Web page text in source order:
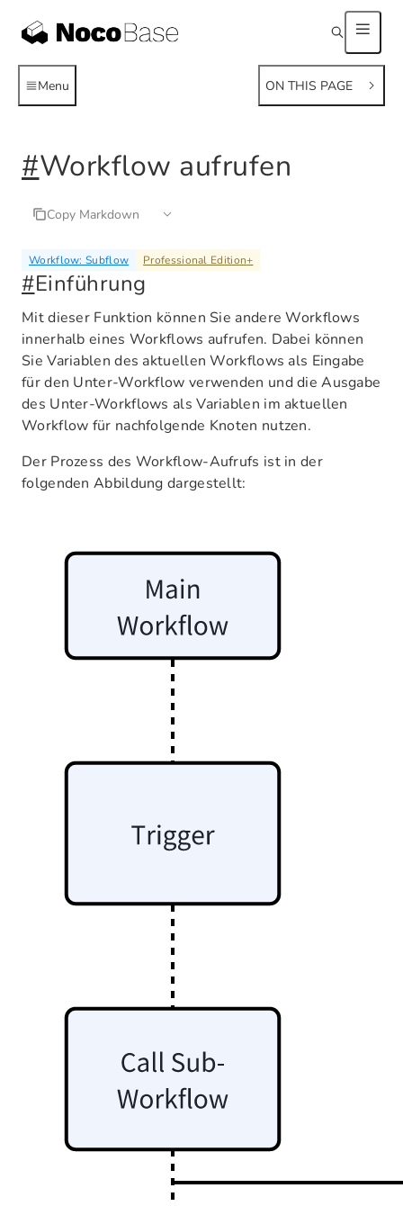
Menu ON THIS PAGE
#Workflow aufrufen
Copy Markdown
Workflow: Subflow Professional Edition+
#Einführung
Mit dieser Funktion können Sie andere Workflows
innerhalb eines Workflows aufrufen. Dabei können
Sie Variablen des aktuellen Workflows als Eingabe
für den Unter-Workflow verwenden und die Ausgabe
des Unter-Workflows als Variablen im aktuellen
Workflow für nachfolgende Knoten nutzen.
Der Prozess des Workflow-Aufrufs ist in der
folgenden Abbildung dargestellt: